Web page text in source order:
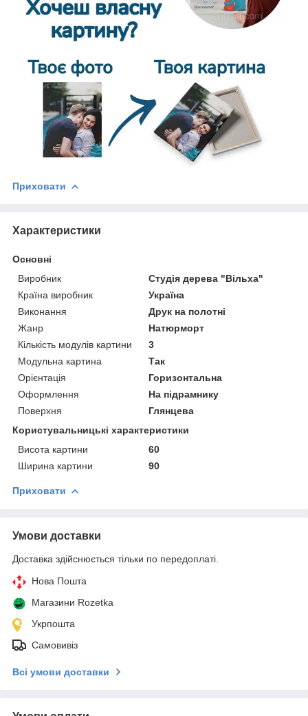
Приховати
Характеристики
Основні
Виробник
Студія дерева "Вільха"
Країна виробник
Україна
Виконання
Друк на полотні
Жанр
Натюрморт
Кількість модулів картини
3
Модульна картина
Так
Орієнтація
Горизонтальна
Оформлення
На підрамнику
Поверхня
Глянцева
Користувальницькі характеристики
Висота картини
60
Ширина картини
90
Приховати
Умови доставки
Доставка здійснюється тільки по передоплаті.
Нова Пошта
Магазини Rozetka
Укрпошта
Самовивіз
Всі умови доставки